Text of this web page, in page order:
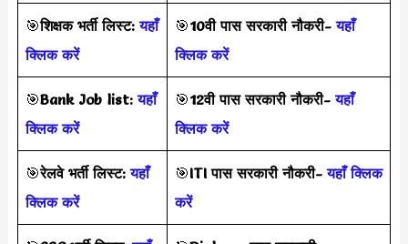
🎯शिक्षक भर्ती लिस्ट: यहाँ
क्लिक करें
🎯10वी पास सरकारी नौकरी- यहाँ
क्लिक करें
🎯Bank Job list: यहाँ
क्लिक करें
🎯12वी पास सरकारी नौकरी- यहाँ
क्लिक करें
🎯रेलवे भर्ती लिस्ट: यहाँ
क्लिक करें
🎯ITI पास सरकारी नौकरी- यहाँ क्लिक
करें